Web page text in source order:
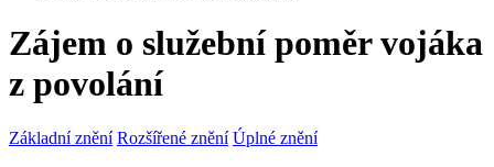
Zájem o služební poměr vojáka
z povolání
Základní znění Rozšířené znění Úplné znění